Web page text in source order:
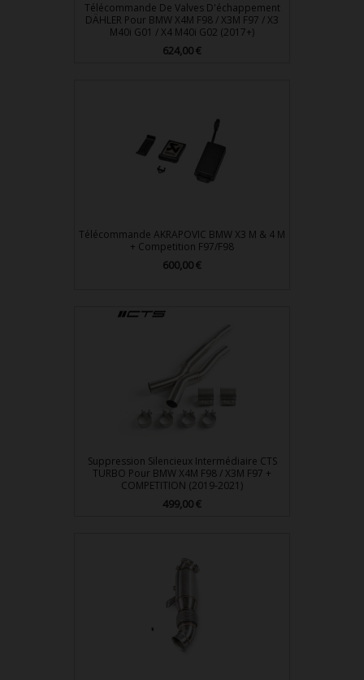
Télécommande De Valves D'échappement
DÄHLER Pour BMW X4M F98 / X3M F97 / X3
M40i G01 / X4 M40i G02 (2017+)
Prix
624,00 €
Télécommande AKRAPOVIC BMW X3 M & 4 M
+ Competition F97/F98
Prix
600,00 €
Suppression Silencieux Intermédiaire CTS
TURBO Pour BMW X4M F98 / X3M F97 +
COMPETITION (2019-2021)
Prix
499,00 €